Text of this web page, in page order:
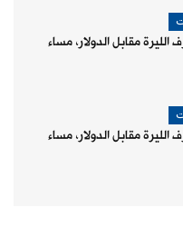
مقابل الدولار، مساء
مقابل الدولار، مساء